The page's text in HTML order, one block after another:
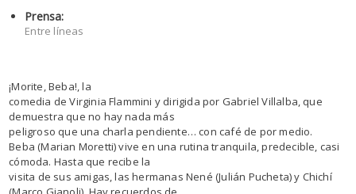
Prensa:
Entre líneas
¡Morite, Beba!, la
comedia de Virginia Flammini y dirigida por Gabriel Villalba, que
demuestra que no hay nada más
peligroso que una charla pendiente… con café de por medio.
Beba (Marian Moretti) vive en una rutina tranquila, predecible, casi
cómoda. Hasta que recibe la
visita de sus amigas, las hermanas Nené (Julián Pucheta) y Chichí